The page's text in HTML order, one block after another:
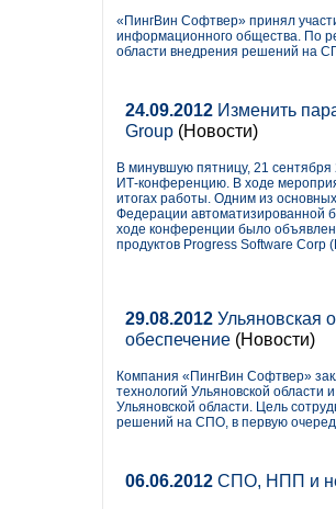
«ПингВин Софтвер» принял
информационного общества. По
области внедрения решений на
24.09.2012 Изменить
Group (Новости)
В минувшую пятницу, 21 сентября
ИТ-конференцию. В ходе
итогах работы. Одним из
Федерации автоматизированной
ходе конференции было
продуктов Progress Software Corp
29.08.2012 Ульяновская
обеспечение (Новости)
Компания «ПингВин Софтвер»
технологий Ульяновской
Ульяновской области. Цель
решений на СПО, в первую
06.06.2012 СПО, НПП и